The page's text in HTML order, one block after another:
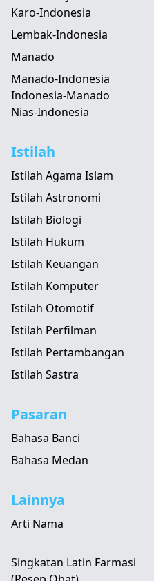
Karo-Indonesia
Lembak-Indonesia
Manado
Manado-Indonesia
Indonesia-Manado
Nias-Indonesia
Istilah
Istilah Agama Islam
Istilah Astronomi
Istilah Biologi
Istilah Hukum
Istilah Keuangan
Istilah Komputer
Istilah Otomotif
Istilah Perfilman
Istilah Pertambangan
Istilah Sastra
Pasaran
Bahasa Banci
Bahasa Medan
Lainnya
Arti Nama
Singkatan Latin Farmasi